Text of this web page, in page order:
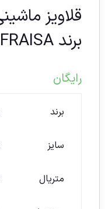
برند FRAISA
رایگان
برند
سایز
متریال